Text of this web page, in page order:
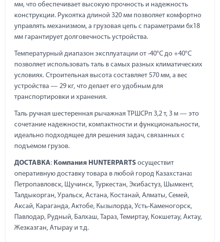
мм, что обеспечивает высокую прочность и надежность
конструкции. Рукоятка длиной 320 мм позволяет комфортно
управлять механизмом, а грузовая цепь с параметрами 6х18
мм гарантирует долговечность устройства.
Температурный диапазон эксплуатации от -40°C до +40°C
позволяет использовать таль в самых разных климатических
условиях. Строительная высота составляет 570 мм, а вес
устройства — 29 кг, что делает его удобным для
транспортировки и хранения.
Таль ручная шестеренная рычажная ТРШСРп 3,2 т, 3 м — это
сочетание надежности, компактности и функциональности,
идеально подходящее для решения задач, связанных с
подъемом грузов.
ДОСТАВКА: Компания HUNTERPARTS осуществит
оперативную доставку товара в любой город Казахстана:
Петропавловск, Щучинск, Туркестан, Экибастуз, Шымкент,
Талдыкорган, Уральск, Астана, Костанай, Алматы, Семей,
Аксай, Караганда, Актобе, Кызылорда, Усть-Каменогорск,
Павлодар, Рудный, Балхаш, Тараз, Темиртау, Кокшетау, Актау,
Жезказган, Атырау и т.д.